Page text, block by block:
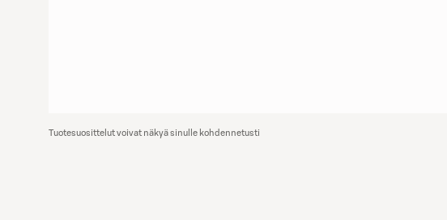
Tuotesuosittelut voivat näkyä sinulle kohdennetusti